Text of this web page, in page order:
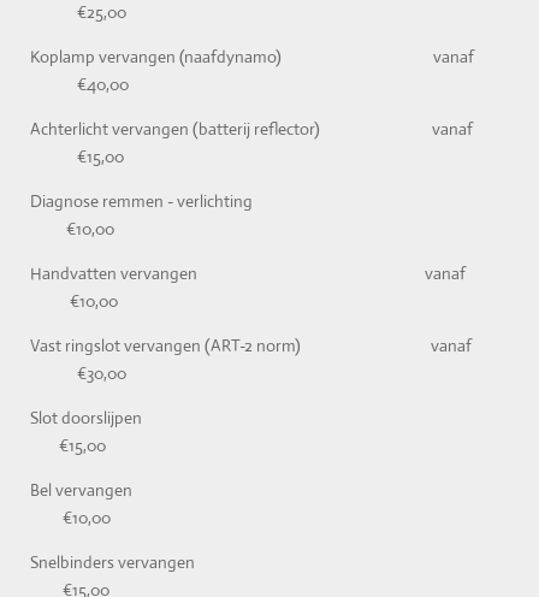
€25,00
Koplamp vervangen (naafdynamo) vanaf
€40,00
Achterlicht vervangen (batterij reflector) vanaf
€15,00
Diagnose remmen - verlichting
€10,00
Handvatten vervangen vanaf
€10,00
Vast ringslot vervangen (ART-2 norm) vanaf
€30,00
Slot doorslijpen
€15,00
Bel vervangen
€10,00
Snelbinders vervangen
€15,00